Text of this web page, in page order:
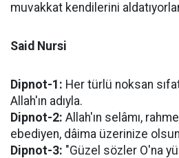
muvakkat kendilerini
Said Nursi
Dipnot-1: Her türlü noksan
Allah'ın adıyla.
Dipnot-2: Allah'ın selâmı,
ebediyen, dâima üzerinize
Dipnot-3: "Güzel sözler O'na